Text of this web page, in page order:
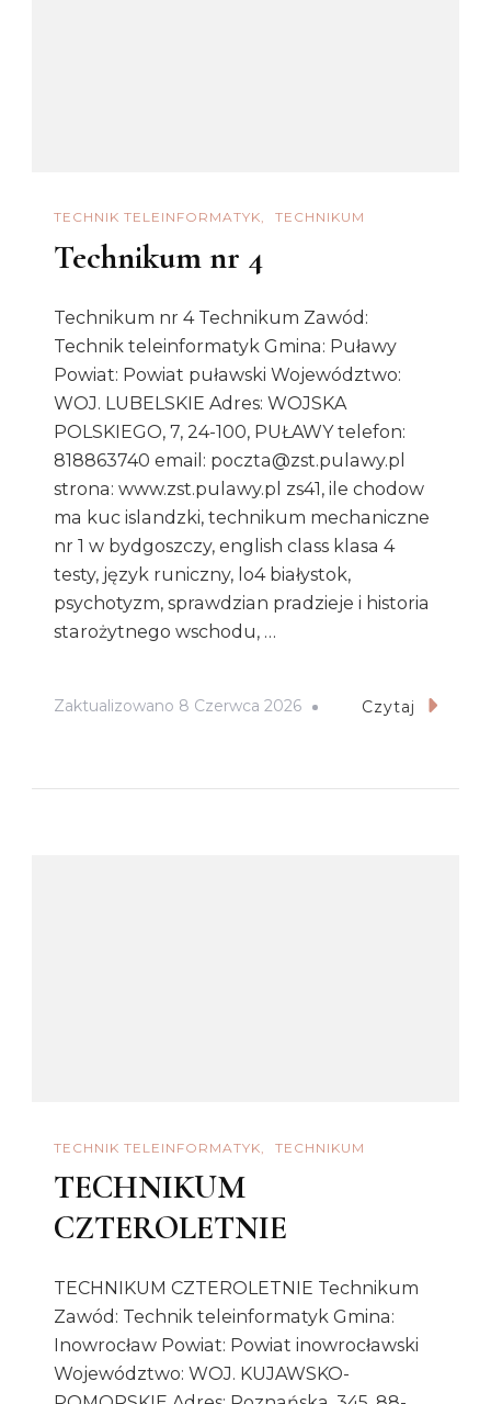
TECHNIK TELEINFORMATYK TECHNIKUM
Technikum nr 4
Technikum nr 4 Technikum Zawód:
Technik teleinformatyk Gmina: Puławy
Powiat: Powiat puławski Województwo:
WOJ. LUBELSKIE Adres: WOJSKA
POLSKIEGO, 7, 24-100, PUŁAWY telefon:
818863740 email: poczta@zst.pulawy.pl
strona: www.zst.pulawy.pl zs41, ile chodow
ma kuc islandzki, technikum mechaniczne
nr 1 w bydgoszczy, english class klasa 4
testy, język runiczny, lo4 białystok,
psychotyzm, sprawdzian pradzieje i historia
starożytnego wschodu, …
Zaktualizowano 8 Czerwca 2026 Czytaj
TECHNIK TELEINFORMATYK TECHNIKUM
TECHNIKUM
CZTEROLETNIE
TECHNIKUM CZTEROLETNIE Technikum
Zawód: Technik teleinformatyk Gmina:
Inowrocław Powiat: Powiat inowrocławski
Województwo: WOJ. KUJAWSKO-